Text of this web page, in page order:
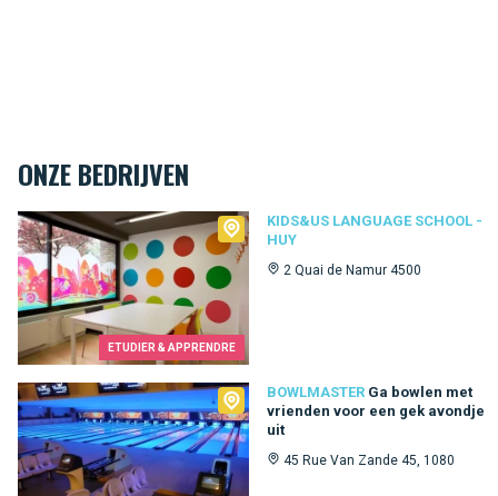
ONZE BEDRIJVEN
ETUDIER & APPRENDRE
KIDS&US LANGUAGE SCHOOL -
HUY
2 Quai de Namur 4500
Kids&Us language school - Huy
BOWLMASTER Ga bowlen met
vrienden voor een gek avondje
uit
45 Rue Van Zande 45, 1080
Bowlmaster